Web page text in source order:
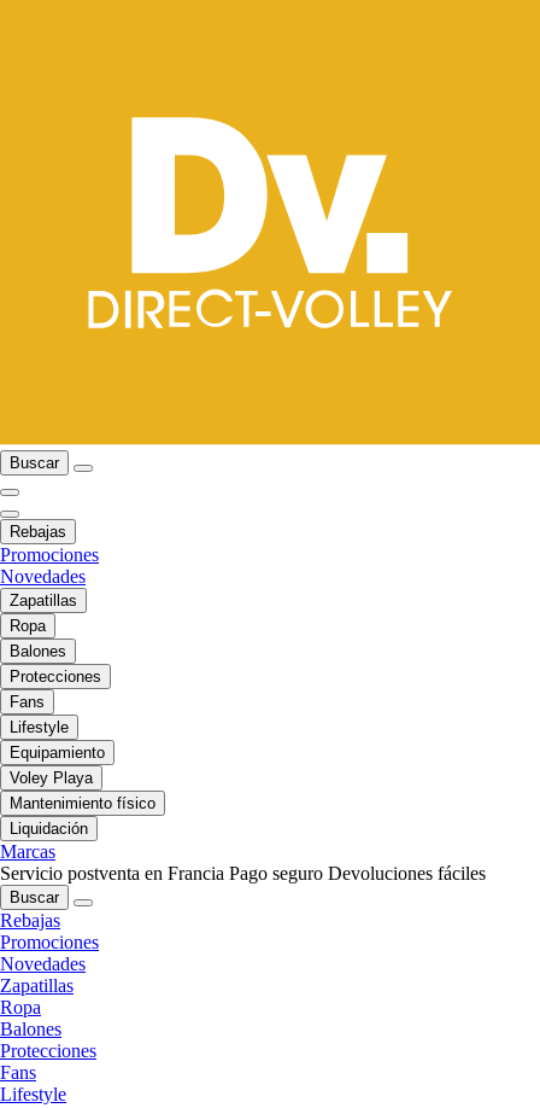
Buscar
Rebajas
Promociones
Novedades
Zapatillas
Ropa
Balones
Protecciones
Fans
Lifestyle
Equipamiento
Voley Playa
Mantenimiento físico
Liquidación
Marcas
Servicio postventa en Francia Pago seguro Devoluciones fáciles
Buscar
Rebajas
Promociones
Novedades
Zapatillas
Ropa
Balones
Protecciones
Fans
Lifestyle